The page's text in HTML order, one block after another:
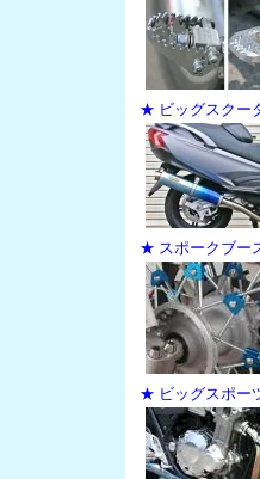
★ ビッグスクー
★ スポークブー
★ ビッグスポー